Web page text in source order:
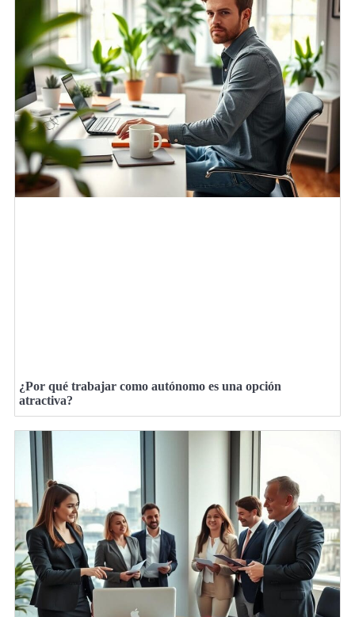
¿Por qué trabajar como autónomo es una opción
atractiva?